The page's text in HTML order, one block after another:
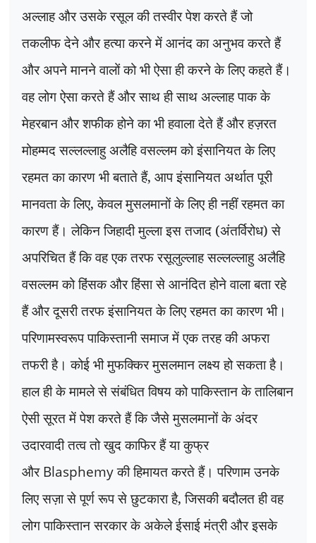
अल्लाह और उसके रसूल की तस्वीर पेश करते हैं जो
तकलीफ देने और हत्या करने में आनंद का अनुभव करते हैं
और अपने मानने वालों को भी ऐसा ही करने के लिए कहते हैं।
वह लोग ऐसा करते हैं और साथ ही साथ अल्लाह पाक के
मेहरबान और शफीक होने का भी हवाला देते हैं और हज़रत
मोहम्मद सल्लल्लाहु अलैहि वसल्लम को इंसानियत के लिए
रहमत का कारण भी बताते हैं, आप इंसानियत अर्थात पूरी
मानवता के लिए,केवल मुसलमानों के लिए ही नहीं रहमत का
कारण हैं। लेकिन जिहादी मुल्ला इस तजाद (अंतर्विरोध) से
अपरिचित हैं कि वह एक तरफ रसूलुल्लाह सल्लल्लाहु अलैहि
वसल्लम को हिंसक और हिंसा से आनंदित होने वाला बता रहे
हैं और दूसरी तरफ इंसानियत के लिए रहमत का कारण भी।
परिणामस्वरूप पाकिस्तानी समाज में एक तरह की अफरा
तफरी है। कोई भी मुफक्किर मुसलमान लक्ष्य हो सकता है।
हाल ही के मामले से संबंधित विषय को पाकिस्तान के तालिबान
ऐसी सूरत में पेश करते हैं कि जैसे मुसलमानों के अंदर
उदारवादी तत्व तो खुद काफिर हैं या कुफ्र
और Blasphemyकी हिमायत करते हैं। परिणाम उनके
लिए सज़ा से पूर्ण रूप से छुटकारा है,जिसकी बदौलत ही वह
लोग पाकिस्तान सरकार के अकेले ईसाई मंत्री और इसके